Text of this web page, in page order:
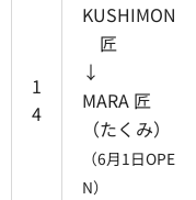
1
4
KUSHIMON
匠
↓
MARA 匠
（たくみ）
（6月1日OPE
N）